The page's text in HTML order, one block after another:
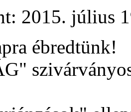
2015. július
ébredtünk!